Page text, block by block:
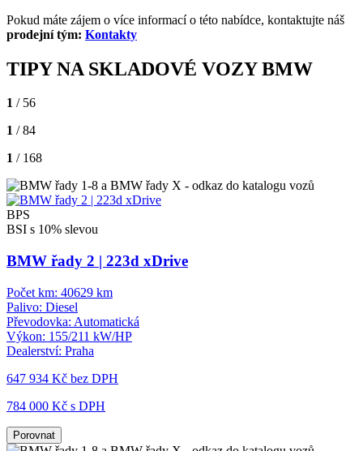
Pokud máte zájem o více informací o této nabídce, kontaktujte náš
prodejní tým: Kontakty
TIPY NA SKLADOVÉ VOZY BMW
1 / 56
1 / 84
1 / 168
BPS
BSI s 10% slevou
BMW řady 2 | 223d xDrive
Počet km: 40629 km
Palivo: Diesel
Převodovka: Automatická
Výkon: 155/211 kW/HP
Dealerství: Praha
647 934 Kč bez DPH
784 000 Kč s DPH
Porovnat